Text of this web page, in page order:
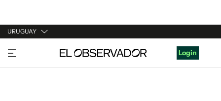
URUGUAY
URUGUAY
ARGENTINA
Login